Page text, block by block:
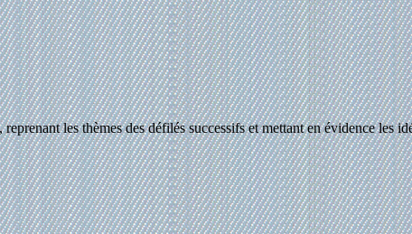
les thèmes des défilés successifs et mettant en évidence les